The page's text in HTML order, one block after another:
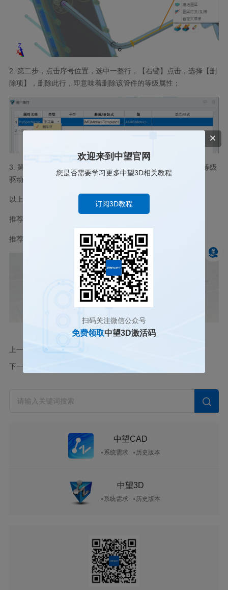
2. 第二步，点击序号位置，选中一整行，【右键】点击，选择【删
除项】，删除此行，即意味着删除该管件的等级属性；
3. 第三步，点击【确定】，此时该管件即可由等级驱动变成非等级
驱动零件。
以上就是完整的步骤指引啦，你学会了吗？
推荐阅读：
推荐阅读：
上一篇
下一篇
中望CAD
系统需求 历史版本
中望3D
系统需求 历史版本
欢迎来到中望官网
您是否需要学习更多中望3D相关教程
订阅3D教程
扫码关注微信公众号
免费领取中望3D激活码